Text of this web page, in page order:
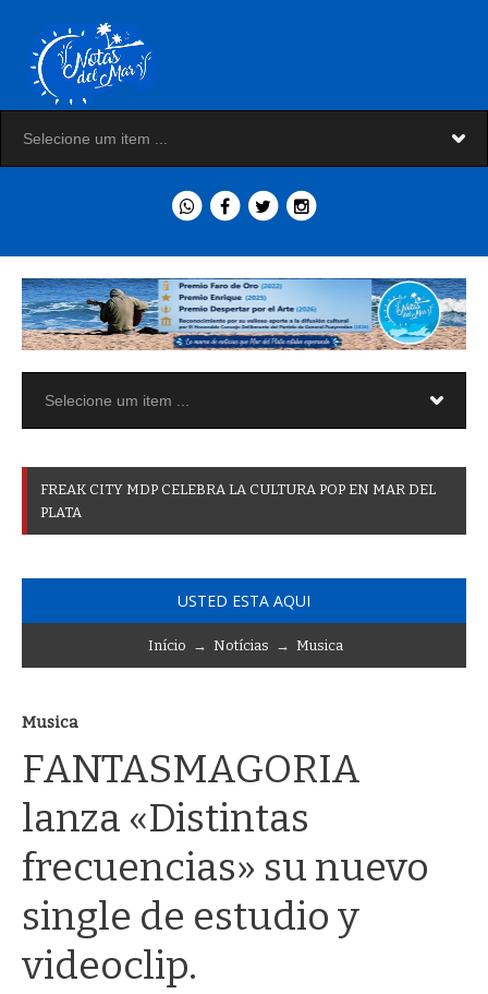
FREAK CITY MDP CELEBRA LA CULTURA POP EN MAR DEL
PLATA
USTED ESTA AQUI
Início → Notícias → Musica
Musica
FANTASMAGORIA
lanza «Distintas
frecuencias» su nuevo
single de estudio y
videoclip.